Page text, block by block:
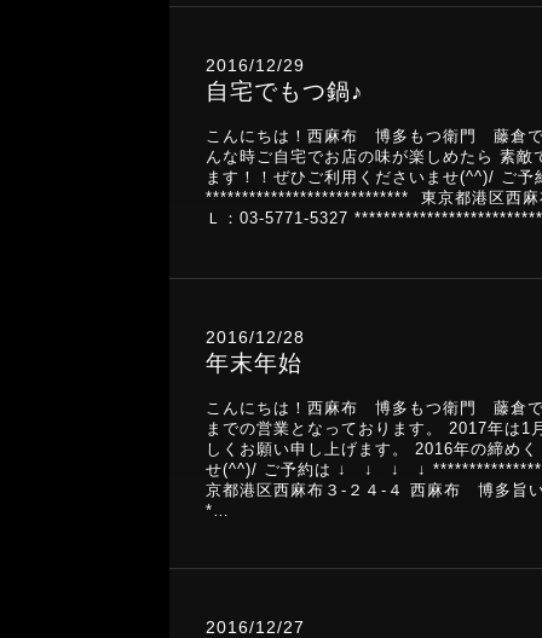
2016/12/29
自宅でもつ鍋♪
こんにちは！西麻布 博多もつ衛門 藤倉
んな時ご自宅でお店の味が楽しめたら 素
ます！！ぜひご利用くださいませ(^^)/
**************************** 東京都港区西
Ｌ：03-5771-5327
2016/12/28
年末年始
こんにちは！西麻布 博多もつ衛門 藤倉
までの営業となっております。 2017年は1
しくお願い申し上げます。 2016年の締め
せ(^^)/ ご予約は ↓ ↓ ↓ ↓
京都港区西麻布３-２４-４ 西麻布 博多
*…
2016/12/27